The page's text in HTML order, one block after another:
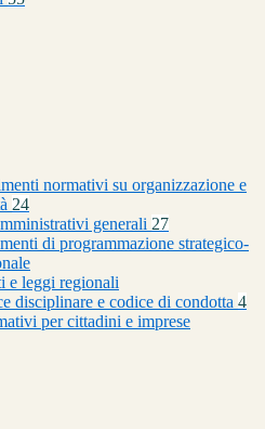
normativi su organizzazione e
24
generali 27
di programmazione strategico-
e leggi regionali
disciplinare e codice di condotta 4
per cittadini e imprese